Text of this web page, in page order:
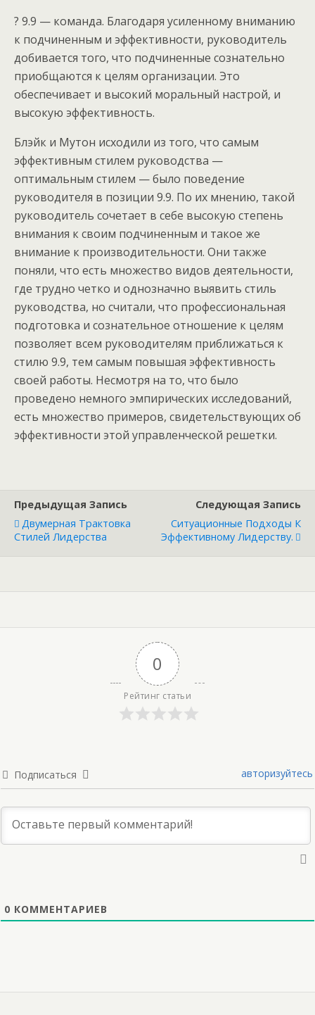
? 9.9 — команда. Благодаря усиленному вниманию
к подчиненным и эффективности, руководитель
добивается того, что подчиненные сознательно
приобщаются к целям организации. Это
обеспечивает и высокий моральный настрой, и
высокую эффективность.
Блэйк и Мутон исходили из того, что самым
эффективным стилем руководства —
оптимальным стилем — было поведение
руководителя в позиции 9.9. По их мнению, такой
руководитель сочетает в себе высокую степень
внимания к своим подчиненным и такое же
внимание к производительности. Они также
поняли, что есть множество видов деятельности,
где трудно четко и однозначно выявить стиль
руководства, но считали, что профессиональная
подготовка и сознательное отношение к целям
позволяет всем руководителям приближаться к
стилю 9.9, тем самым повышая эффективность
своей работы. Несмотря на то, что было
проведено немного эмпирических исследований,
есть множество примеров, свидетельствующих об
эффективности этой управленческой решетки.
Предыдущая Запись
Двумерная Трактовка
Стилей Лидерства
Следующая Запись
Ситуационные Подходы К
Эффективному Лидерству.
0
Рейтинг статьи
Подписаться авторизуйтесь
0 КОММЕНТАРИЕВ